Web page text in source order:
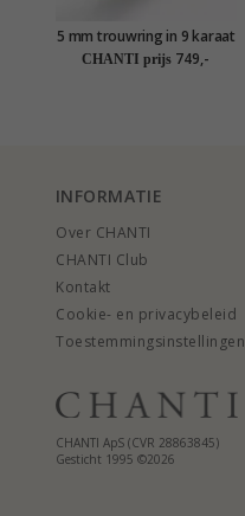
5 mm trouwring in 9 karaat
goud
CHANTI prijs 749,-
INFORMATIE
Over CHANTI
CHANTI Club
Kontakt
Cookie- en privacybeleid
Toestemmingsinstellingen
CHANTI ApS (CVR 28863845)
Gesticht 1995 ©2026